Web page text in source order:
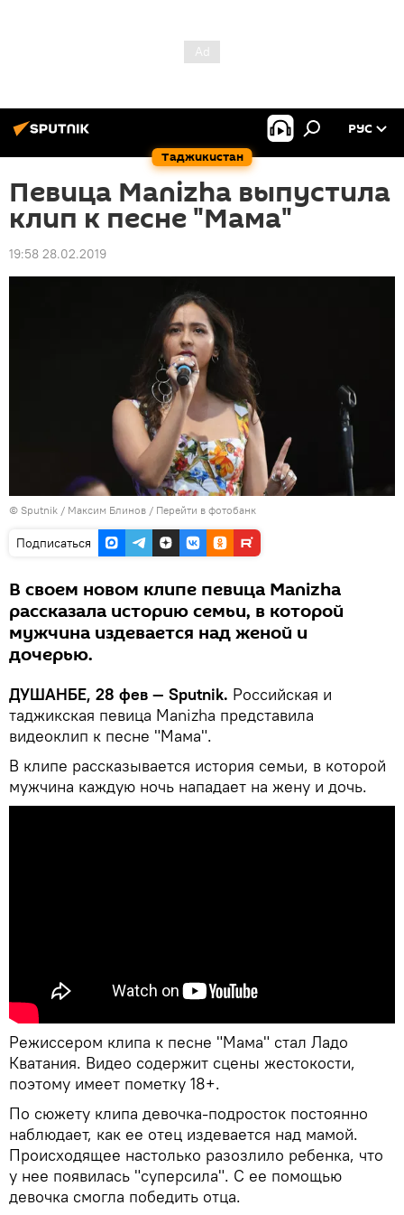
Таджикистан
РУС
Певица Manizha выпустила
клип к песне "Мама"
19:58 28.02.2019
© Sputnik / Максим Блинов / Перейти в фотобанк
Подписаться
В своем новом клипе певица Manizha
рассказала историю семьи, в которой
мужчина издевается над женой и
дочерью.
ДУШАНБЕ, 28 фев — Sputnik. Российская и
таджикская певица Manizha представила
видеоклип к песне "Мама".
В клипе рассказывается история семьи, в которой
мужчина каждую ночь нападает на жену и дочь.
Режиссером клипа к песне "Мама" стал Ладо
Кватания. Видео содержит сцены жестокости,
поэтому имеет пометку 18+.
По сюжету клипа девочка-подросток постоянно
наблюдает, как ее отец издевается над мамой.
Происходящее настолько разозлило ребенка, что
у нее появилась "суперсила". С ее помощью
девочка смогла победить отца.